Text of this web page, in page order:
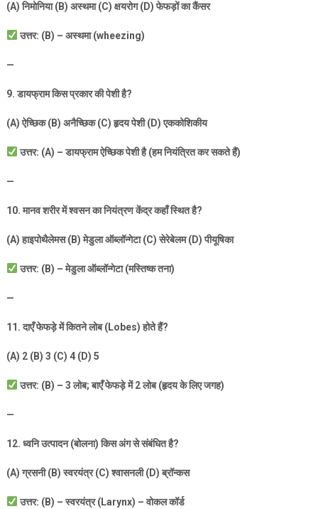
(A)निमोनिया (B) अस्थमा (C) क्षयरोग (D)फेफड़ों का कैंसर
उत्तर: (B) – अस्थमा (wheezing)
—
9.डायफ्राम किस प्रकार की पेशी है?
(A)ऐच्छिक (B) अनैच्छिक (C)हृदय पेशी (D)एककोशिकीय
उत्तर: (A) –डायफ्राम ऐच्छिक पेशी है (हम नियंत्रित कर सकते हैं)
—
10.मानव शरीर में श्वसन का नियंत्रण केंद्र कहाँ स्थित है?
(A)हाइपोथैलेमस (B)मेडुला ऑब्लॉन्गेटा (C)सेरेबेलम (D)पीयूषिका
उत्तर: (B) –मेडुला ऑब्लॉन्गेटा (मस्तिष्क तना)
—
11.दाएँ फेफड़े में कितने लोब (Lobes)होते हैं?
(A) 2 (B) 3 (C) 4 (D) 5
उत्तर: (B) – 3लोब;बाएँ फेफड़े में2लोब (हृदय के लिए जगह)
—
12. ध्वनि उत्पादन (बोलना) किस अंग से संबंधित है?
(A)ग्रसनी (B)स्वरयंत्र (C)श्वासनली (D)ब्रॉन्कस
उत्तर: (B) –स्वरयंत्र (Larynx) –वोकल कॉर्ड